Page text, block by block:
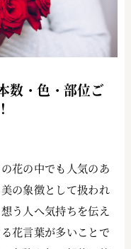
数・色・部位ご
花の中でも人気のあ
の象徴として扱われ
う人へ気持ちを伝え
花言葉が多いことで